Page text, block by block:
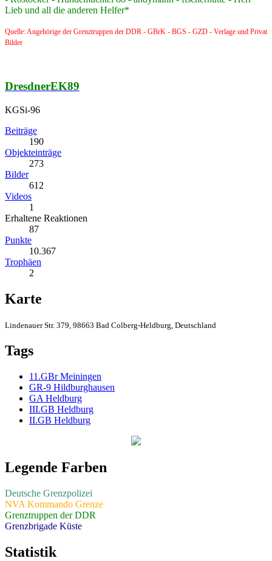
Lieb und all die anderen Helfer*
Quelle: Angehörige der Grenztruppen der DDR - GBrK - BGS - GZD - Verlage und Privat
Bilder
DresdnerEK89
KGSi-96
Beiträge
190
Objekteinträge
273
Bilder
612
Videos
1
Erhaltene Reaktionen
87
Punkte
10.367
Trophäen
2
Karte
Lindenauer Str. 379, 98663 Bad Colberg-Heldburg, Deutschland
Tags
11.GBr Meiningen
GR-9 Hildburghausen
GA Heldburg
III.GB Heldburg
II.GB Heldburg
Legende Farben
Deutsche Grenzpolizei
NVA Kommando Grenze
Grenztruppen der DDR
Grenzbrigade Küste
Statistik